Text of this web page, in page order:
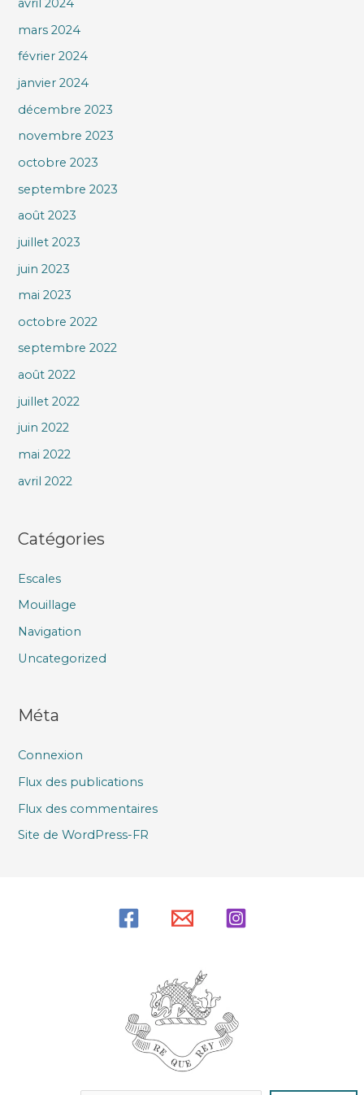
avril 2024
mars 2024
février 2024
janvier 2024
décembre 2023
novembre 2023
octobre 2023
septembre 2023
août 2023
juillet 2023
juin 2023
mai 2023
octobre 2022
septembre 2022
août 2022
juillet 2022
juin 2022
mai 2022
avril 2022
Catégories
Escales
Mouillage
Navigation
Uncategorized
Méta
Connexion
Flux des publications
Flux des commentaires
Site de WordPress-FR